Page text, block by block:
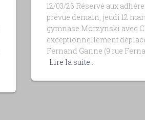
12/03/26 Réservé aux
prévue demain, jeudi 12
gymnase Morzynski avec
exceptionnellement
Fernand Ganne (9 rue
Lire la suite…